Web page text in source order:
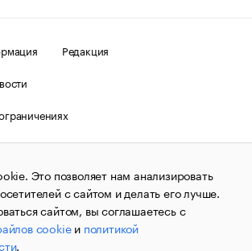
Редакция
О соблюдении авторских прав
1995–2026.Сообщения
агентства «РБК»
Федеральной службой по надзору в сфере
технологий и массовых
09.12.2015 за номером ИА
пометкой «РБК». Отдельные
Это позволяет нам анализировать
с сайтом и делать его лучше.
сайтом, вы соглашаетесь с
cookieи политикой
.